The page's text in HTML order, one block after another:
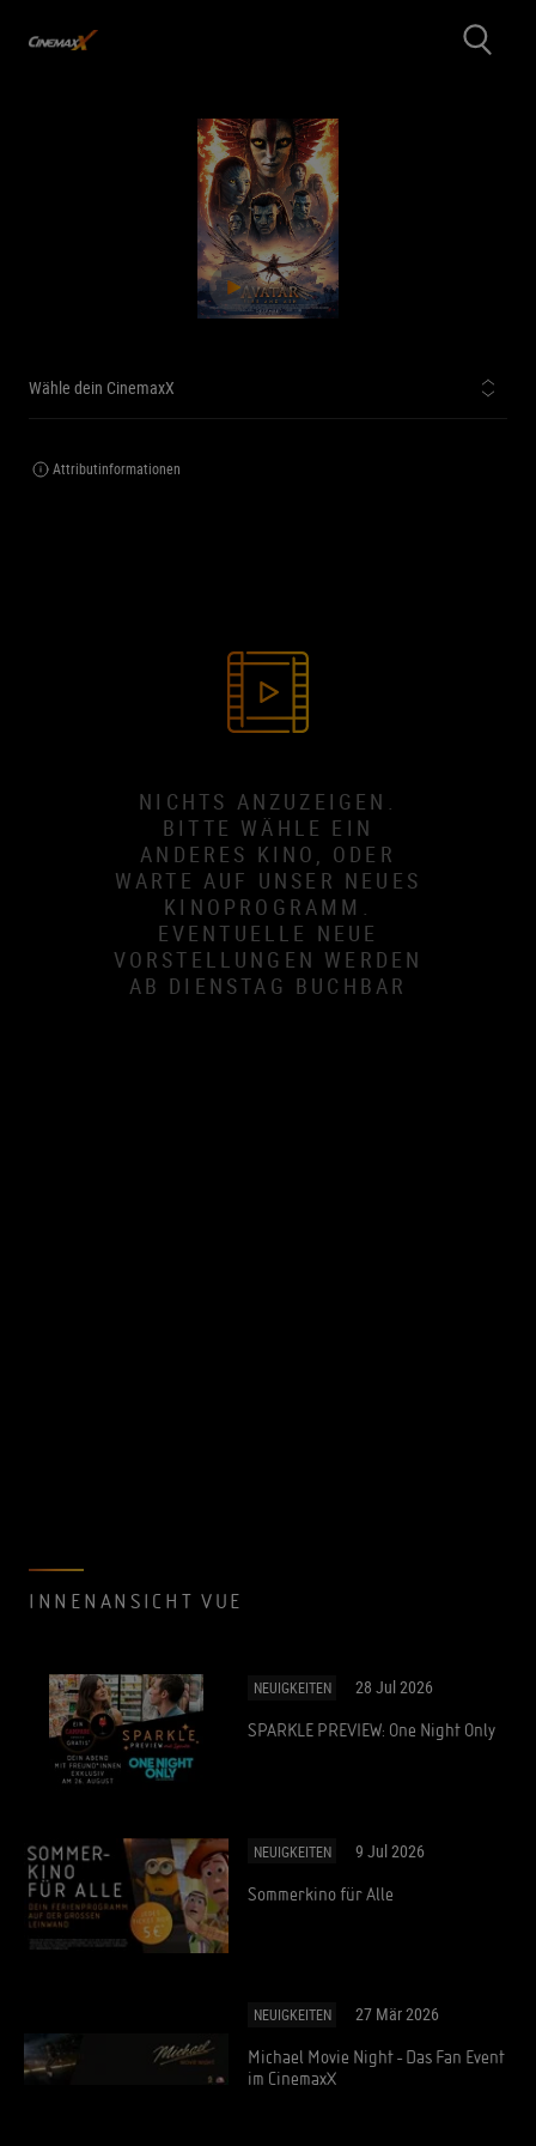
Wähle dein CinemaxX
Attributinformationen
NICHTS ANZUZEIGEN.
BITTE WÄHLE EIN
ANDERES KINO, ODER
WARTE AUF UNSER NEUES
KINOPROGRAMM.
EVENTUELLE NEUE
VORSTELLUNGEN WERDEN
AB DIENSTAG BUCHBAR
INNENANSICHT VUE
NEUIGKEITEN 28 Jul 2026
SPARKLE PREVIEW: One Night Only
NEUIGKEITEN 9 Jul 2026
Sommerkino für Alle
NEUIGKEITEN 27 Mär 2026
Michael Movie Night - Das Fan Event
im CinemaxX